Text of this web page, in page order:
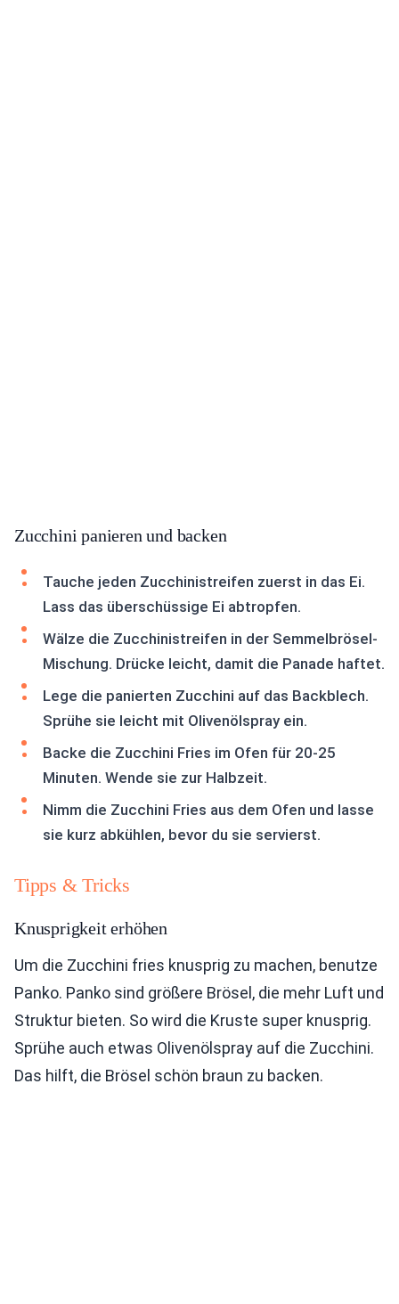
Zucchini panieren und backen
Tauche jeden Zucchinistreifen zuerst in das Ei.
Lass das überschüssige Ei abtropfen.
Wälze die Zucchinistreifen in der Semmelbrösel-
Mischung. Drücke leicht, damit die Panade haftet.
Lege die panierten Zucchini auf das Backblech.
Sprühe sie leicht mit Olivenölspray ein.
Backe die Zucchini Fries im Ofen für 20-25
Minuten. Wende sie zur Halbzeit.
Nimm die Zucchini Fries aus dem Ofen und lasse
sie kurz abkühlen, bevor du sie servierst.
Tipps & Tricks
Knusprigkeit erhöhen
Um die Zucchini fries knusprig zu machen, benutze
Panko. Panko sind größere Brösel, die mehr Luft und
Struktur bieten. So wird die Kruste super knusprig.
Sprühe auch etwas Olivenölspray auf die Zucchini.
Das hilft, die Brösel schön braun zu backen.